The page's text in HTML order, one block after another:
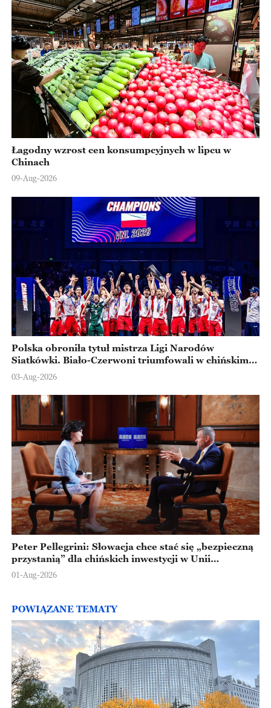
Łagodny wzrost cen konsumpcyjnych w lipcu w
Chinach
09-Aug-2026
Polska obroniła tytuł mistrza Ligi Narodów
Siatkówki. Biało-Czerwoni triumfowali w chińskim
Ningbo
03-Aug-2026
Peter Pellegrini: Słowacja chce stać się „bezpieczną
przystanią” dla chińskich inwestycji w Unii
Europejskiej
01-Aug-2026
POWIĄZANE TEMATY